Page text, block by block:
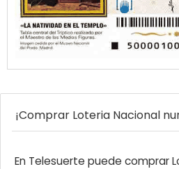
¡Comprar Loteria Nacional
En Telesuerte puede comprar